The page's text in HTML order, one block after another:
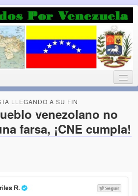
la Democracia
peste que le ha caido a esta tierra
por Venezuela welcomes you to our Blog)
LLEGANDO A SU FIN
venezolano no
farsa, ¡CNE cumpla!